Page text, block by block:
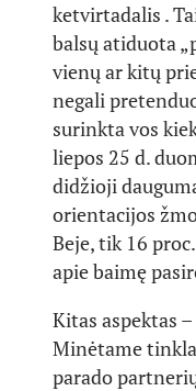
ketvirtadalis .
balsų atiduota
vienų ar kitų
negali
surinkta vos
liepos 25 d.
didžioji
orientacijos
Beje, tik 16
apie baimę
Kitas aspektas
Minėtame
parado